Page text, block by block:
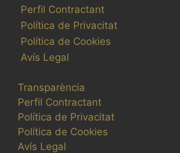
Perfil Contractant
Política de Privacitat
Política de Cookies
Avís Legal
Transparència
Perfil Contractant
Política de Privacitat
Política de Cookies
Avís Legal